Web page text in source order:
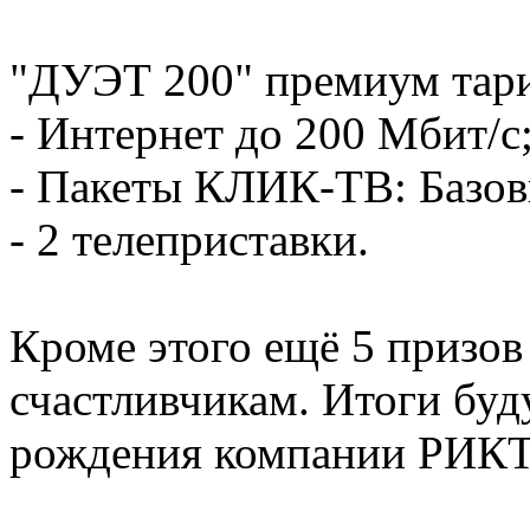
"ДУЭТ 200" премиум
- Интернет до 200 Мбит/
- Пакеты КЛИК-ТВ:
- 2 телеприставки.
Кроме этого ещё 5
счастливчикам. Итоги
рождения компании